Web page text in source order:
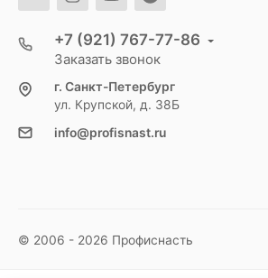
+7 (921) 767-77-86
Заказать звонок
г. Санкт-Петербург
ул. Крупской, д. 38Б
info@profisnast.ru
© 2006 - 2026 Профиснасть